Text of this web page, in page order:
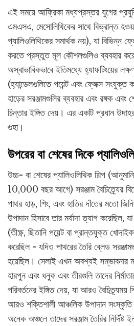
এই সময়ে আফ্রিকা মধ্যপ্রস্তর যুগের
এমএসএ, মেসোলিথিকের সাথে বিভ্রান্ত
প্যালিওলিথিকের সমার্থক নয়), যা বিভিন্ন
করতে প্রস্তুত মূল কৌশলগুলিও ব্যবহার
অস্বাভাবিকভাবে ইতিমধ্যে হ্যাফটিংয়ের
(হ্যান্ডেলগুলিতে পয়েন্ট এবং ফ্লেক্স সংযুক্ত
হাড়ের সরঞ্জামগুলির ব্যবহার এবং রঙ্গক এবং
চিন্তার ইঙ্গিত দেয়। এর একটি প্রধান
গুহা।
উপরের বা শেষের দিকে
উচ্চ- বা শেষের প্যালিওলিথিক শিল্প
10,000 বছর আগে) সরঞ্জাম বৈচিত্র্যের
পাথর হাড়, শিং, এবং হাতির দাঁতের মতো
উপাদান হিসাবে তার মর্যাদা ত্যাগ করেছিল,
(তীক্ষ্ণ, ছিতানি পয়েন্ট বা প্রান্তযুক্ত
করেছিল - যদিও পাথরের তৈরি ব্লেড
হয়েছিল। সেলাই এখন অবশ্যই সম্ভাবনার
হারপুন এবং ধনুক এবং তীরগুলি তাদের
পরিবর্তনের ইঙ্গিত দেয়, যা আরও বৈচিত্র্যময়
আরও শক্তিশালী আঞ্চলিক উপাদান সংস্কৃতি
অনেক অঞ্চলে তাদের সরঞ্জাম তৈরির